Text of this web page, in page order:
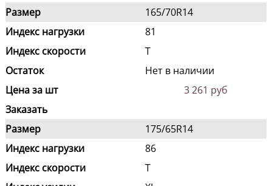
Размер
165/70R14
Индекс нагрузки
81
Индекс скорости
T
Остаток
Нет в наличии
Цена за шт
3 261 руб
Заказать
Размер
175/65R14
Индекс нагрузки
86
Индекс скорости
T